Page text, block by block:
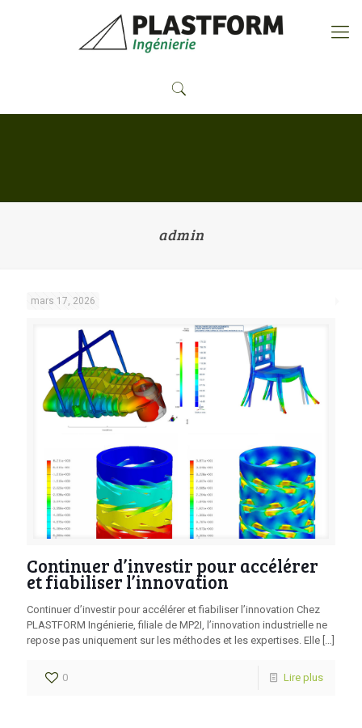
admin
mars 17, 2026
Continuer d’investir pour accélérer
et fiabiliser l’innovation
Continuer d’investir pour accélérer et fiabiliser l’innovation Chez
PLASTFORM Ingénierie, filiale de MP2I, l’innovation industrielle ne
repose pas uniquement sur les méthodes et les expertises. Elle […]
0 Lire plus